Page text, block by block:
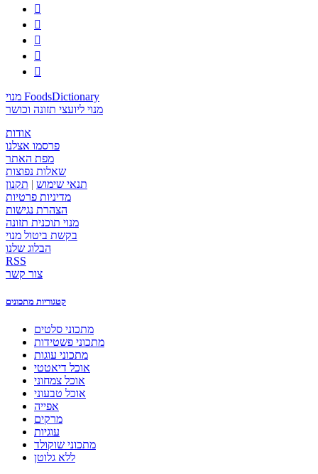





מנוי FoodsDictionary
מנוי ליועצי תזונה וכושר
אודות
פרסמו אצלנו
מפת האתר
שאלות נפוצות
תנאי שימוש | תקנון
מדיניות פרטיות
הצהרת נגישות
מנוי תוכנית תזונה
בקשת ביטול מנוי
הבלוג שלנו
RSS
צור קשר
קטגוריות מתכונים
מתכוני סלטים
מתכוני פשטידות
מתכוני עוגות
אוכל דיאטטי
אוכל צמחוני
אוכל טבעוני
אפייה
מרקים
עוגיות
מתכוני שוקולד
ללא גלוטן